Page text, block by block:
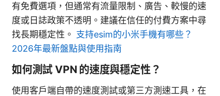
有免費選項，但通常有流量限制、廣告、較慢的速
度或日誌政策不透明。建議在信任的付費方案中尋
找長期穩定性。 支持esim的小米手機有哪些？
2026年最新盤點與使用指南
如何測試 VPN 的速度與穩定性？
使用客戶端自帶的速度測試或第三方測速工具，在